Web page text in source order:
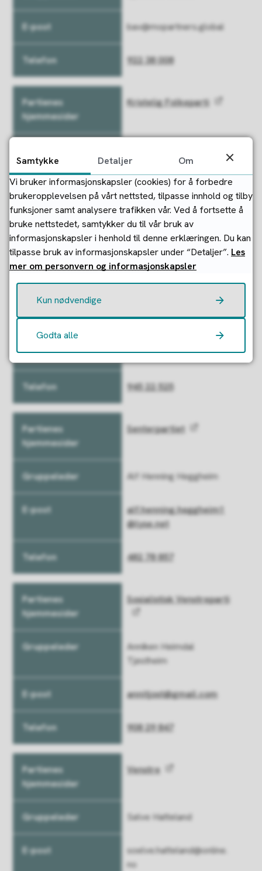
bav@mopartners.global
922 38 008
Kristelig Folkeparti
bsbarka@gmail.com
997 12 278
Rødt
bjorn.ove.hersdal@lyse.
net
945 22 525
Senterpartiet
Alf Henning Heggheim
alf.henning.heggheim1
@lyse.net
482 78 857
Sosialistisk Venstreparti
Anniken Heimdal
Tjøstheim
annitjost@gmail.com
908 29 847
Venstre
Sølve Hatteland
soelve.hatteland@online.
no
Samtykke Detaljer
Om
Vi bruker informasjonskapsler (cookies) for å forbedre
brukeropplevelsen på vårt nettsted, tilpasse innhold og tilby
funksjoner samt analysere trafikken vår. Ved å fortsette å
bruke nettstedet, samtykker du til vår bruk av
informasjonskapsler i henhold til denne erklæringen. Du kan
tilpasse bruk av informasjonskapsler under “Detaljer”. Les
mer om personvern og informasjonskapsler
Kun nødvendige
Godta alle